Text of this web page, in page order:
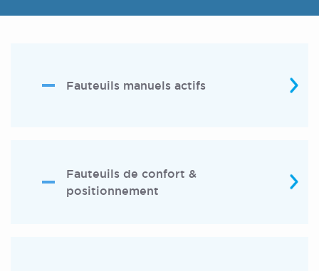
Fauteuils manuels actifs
Fauteuils de confort &
positionnement